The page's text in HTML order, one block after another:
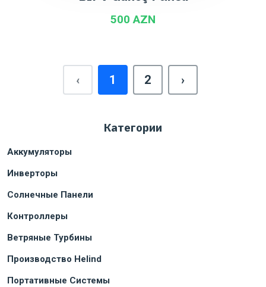
500 AZN
‹ 1 2 ›
Категории
Аккумуляторы
Инверторы
Солнечные Панели
Контроллеры
Ветряные Турбины
Производство Helind
Портативные Системы